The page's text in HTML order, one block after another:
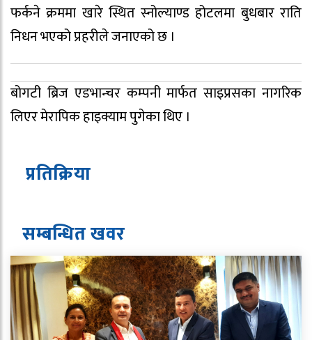
फर्कने क्रममा खारे स्थित स्नोल्याण्ड होटलमा बुधबार राति
निधन भएको प्रहरीले जनाएको छ ।
बोगटी ब्रिज एडभान्चर कम्पनी मार्फत साइप्रसका नागरिक
लिएर मेरापिक हाइक्याम पुगेका थिए ।
प्रतिक्रिया
सम्बन्धित खवर